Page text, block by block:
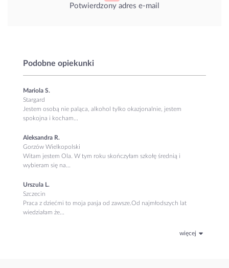
Potwierdzony adres e-mail
Podobne opiekunki
Mariola S.
Stargard
Jestem osobą nie paląca, alkohol tylko okazjonalnie, jestem
spokojna i kocham...
Aleksandra R.
Gorzów Wielkopolski
Witam jestem Ola. W tym roku skończyłam szkołę średnią i
wybieram się na...
Urszula L.
Szczecin
Praca z dziećmi to moja pasja od zawsze.Od najmłodszych lat
wiedziałam że...
więcej